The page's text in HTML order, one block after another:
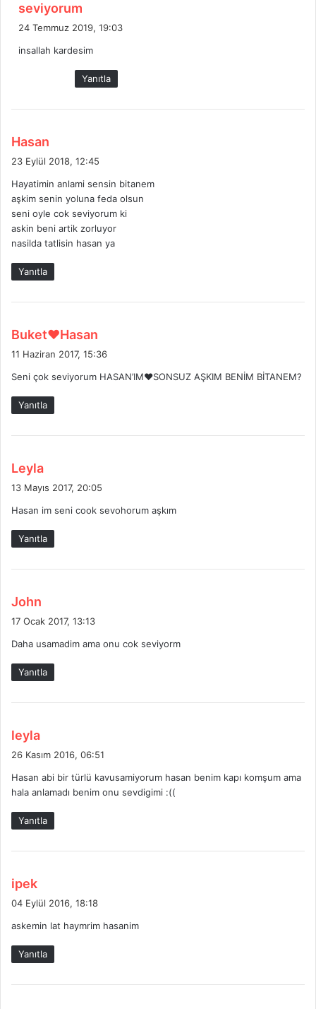
seviyorum
e
i
k
i
24 Temmuz 2019, 19:03
insallah kardesim
Yanıtla
Hasan
e
i
k
i
23 Eylül 2018, 12:45
Hayatimin anlami sensin bitanem
aşkim senin yoluna feda olsun
seni oyle cok seviyorum ki
askin beni artik zorluyor
nasilda tatlisin hasan ya
Yanıtla
Buket❤️Hasan
e
11 Haziran 2017, 15:36
Seni çok seviyorum HASAN’IM❤️SONSUZ AŞKIM BENİM BİTANEM?
Yanıtla
Leyla
i
k
i
13 Mayıs 2017, 20:05
Hasan im seni cook sevohorum aşkım
Yanıtla
John
i
k
i
17 Ocak 2017, 13:13
Daha usamadim ama onu cok seviyorm
Yanıtla
leyla
i
k
i
:
26 Kasım 2016, 06:51
Hasan abi bir türlü kavusamiyorum hasan benim kapı komşum ama
hala anlamadı benim onu sevdigimi :((
Yanıtla
ipek
e
i
k
i
04 Eylül 2016, 18:18
askemin lat haymrim hasanim
Yanıtla